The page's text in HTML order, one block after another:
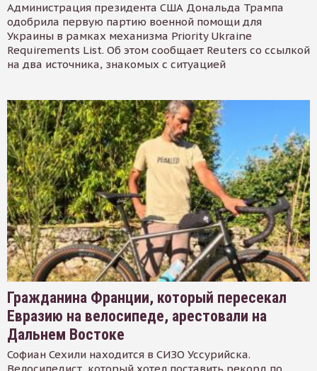
Администрация президента США Дональда Трампа
одобрила первую партию военной помощи для
Украины в рамках механизма Priority Ukraine
Requirements List. Об этом сообщает Reuters со ссылкой
на два источника, знакомых с ситуацией
Гражданина Франции, который пересекал
Евразию на велосипеде, арестовали на
Дальнем Востоке
Софиан Сехили находится в СИЗО Уссурийска.